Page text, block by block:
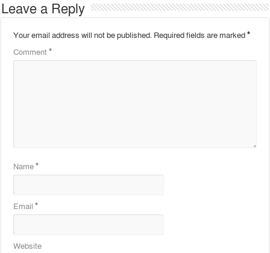
Leave a Reply
Your email address will not be published. Required fields are marked*
Comment*
Name*
Email*
Website